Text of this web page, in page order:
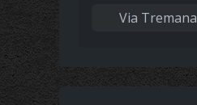
Via Tremana